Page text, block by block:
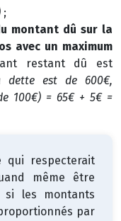
;
montant dû sur la
avec un maximum
restant dû est
dette est de 600€,
100€) = 65€ + 5€ =
qui respecterait
même être
si les montants
par